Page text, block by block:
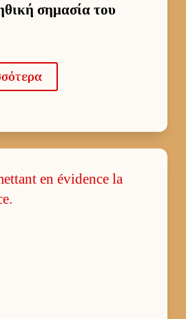
σημασία του